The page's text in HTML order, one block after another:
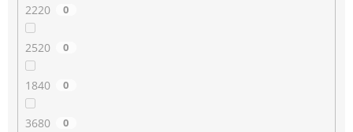
2220 0
2520 0
1840 0
3680 0